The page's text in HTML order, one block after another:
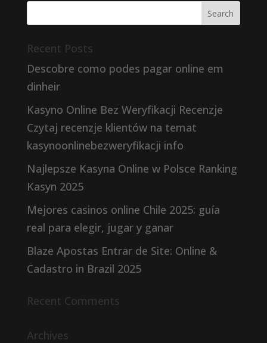
Recent Posts
Descobre como podes pagar online em
dinheir
Kasyno Online Bez Weryfikacji Recenzje
Czytaj recenzje klientów na temat
kasynoonlinebezweryfikacji info
Najlepsze Kasyna Online w Polsce Ranking
Kasyn 2025
Mejores casinos online Chile 2025: guía
real para elegir, jugar y ganar
Blaze Apostas Entrar de Site: Online &
Cadastro in Brazil 2025
Recent Comments
Archives